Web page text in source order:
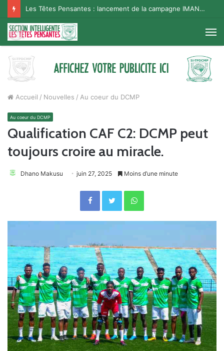
Les Têtes Pensantes : lancement de la campagne IMANA na BISO, Supporter Telema
Accueil / Nouvelles / Au coeur du DCMP
Au coeur du DCMP
Qualification CAF C2: DCMP peut
toujours croire au miracle.
Dhano Makusu juin 27, 2025 Moins d’une minute
FacebookTwitterWhatsApp